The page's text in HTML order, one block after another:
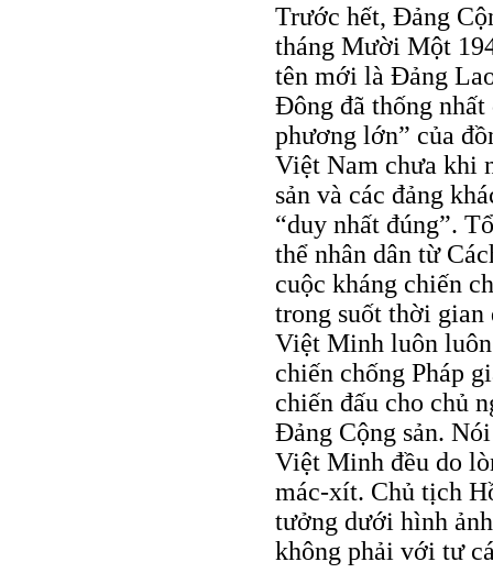
Trước hết, Ðảng
tháng Mười Một
tên mới là Ðảng
Ðông đã thống
phương lớn” của
Việt Nam chưa khi
sản và các đảng
“duy nhất đúng”.
thể nhân dân từ
cuộc kháng chiến
trong suốt thời
Việt Minh luôn luôn
chiến chống Pháp
chiến đấu cho chủ
Ðảng Cộng sản.
Việt Minh đều do
mác-xít. Chủ tịch
tưởng dưới hình
không phải với tư